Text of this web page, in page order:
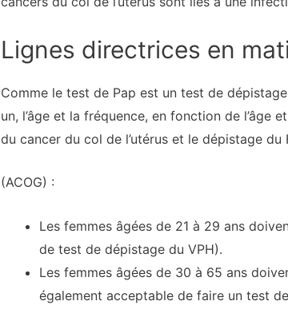
Lignes directrices en
Comme le test de Pap est un test de
un, l’âge et la fréquence, en fonction de
du cancer du col de l’utérus et le dépistage du
(ACOG) :
Les femmes âgées de 21 à 29 ans
de test de dépistage du VPH).
Les femmes âgées de 30 à 65 ans
également acceptable de faire un test